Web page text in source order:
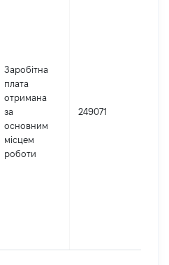
Заробітна
плата
отримана
за
основним
місцем
роботи
249071